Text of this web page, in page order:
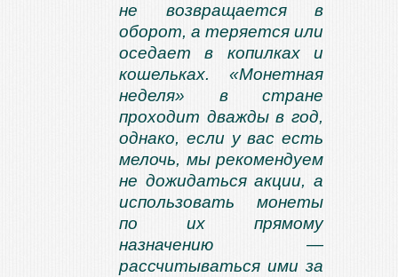
не возвращается в
оборот, а теряется или
оседает в копилках и
кошельках. «Монетная
неделя» в стране
проходит дважды в год,
однако, если у вас есть
мелочь, мы рекомендуем
не дожидаться акции, а
использовать монеты
по их прямому
назначению —
рассчитываться ими за